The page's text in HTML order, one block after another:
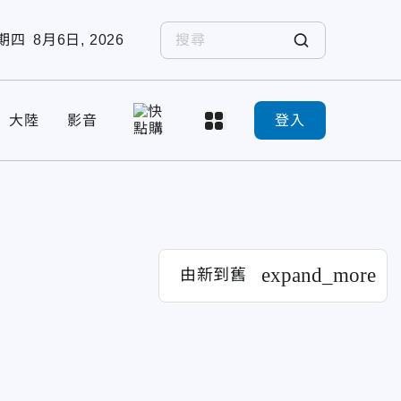
四 8月6日, 2026
大陸 影音 登入
由新到舊 expand_more